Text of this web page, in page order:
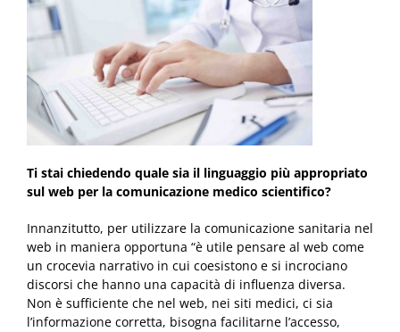
Ti stai chiedendo quale sia il linguaggio più appropriato
sul web per la comunicazione medico scientifico?
Innanzitutto, per utilizzare la comunicazione sanitaria nel
web in maniera opportuna “è utile pensare al web come
un crocevia narrativo in cui coesistono e si incrociano
discorsi che hanno una capacità di influenza diversa.
Non è sufficiente che nel web, nei siti medici, ci sia
l’informazione corretta, bisogna facilitarne l’accesso,